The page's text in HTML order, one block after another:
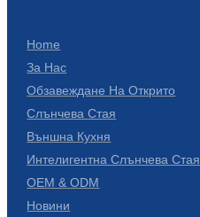
Home
За Нас
Обзавеждане На Открито
Слънчева Стая
Външна Кухня
Интелигентна Слънчева Стая
OEM & ODM
Новини